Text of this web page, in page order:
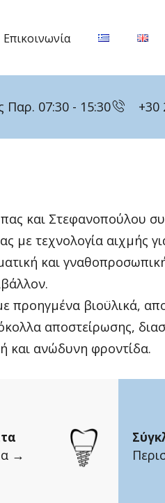
Επικοινωνία
Παρ. 07:30 - 15:30 +30
και Στεφανοπούλου
με τεχνολογία αιχμής
και
προηγμένα βιοϋλικά,
αποστείρωσης,
και ανώδυνη φροντίδα.
→